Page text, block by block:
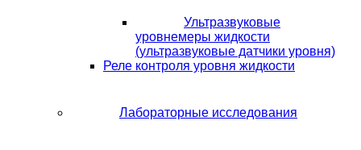
Ультразвуковые
уровнемеры жидкости
(ультразвуковые датчики уровня)
Реле контроля уровня жидкости
Лабораторные исследования